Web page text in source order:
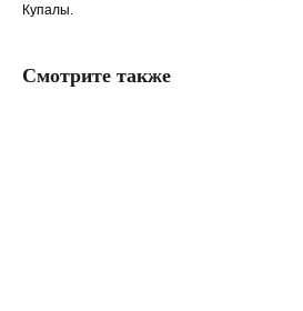
Купалы.
Смотрите также